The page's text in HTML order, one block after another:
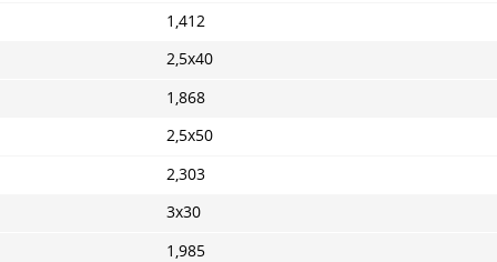
1,412
2,5x40
1,868
2,5x50
2,303
3х30
1,985